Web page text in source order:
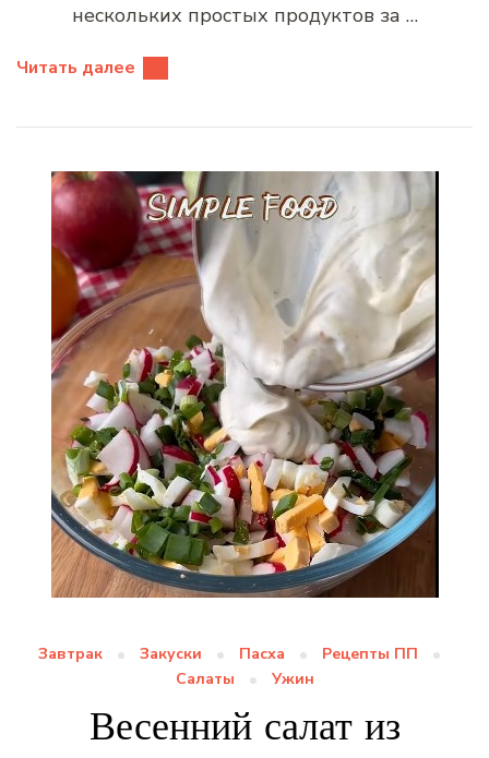
нескольких простых продуктов за …
Читать далее
Завтрак Закуски Пасха
Рецепты ПП
Салаты
Ужин
Весенний салат из